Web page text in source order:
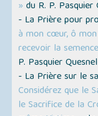
» du R. P. Pasquier
- La Prière pour
à mon cœur, ô
recevoir la
P. Pasquier Quesnel
- La Prière sur le
Considérez que le
le Sacrifice de la